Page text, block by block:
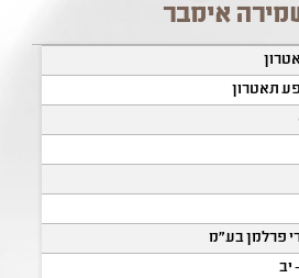
אימבר
תאטרון
פרלמן בע"מ
יב